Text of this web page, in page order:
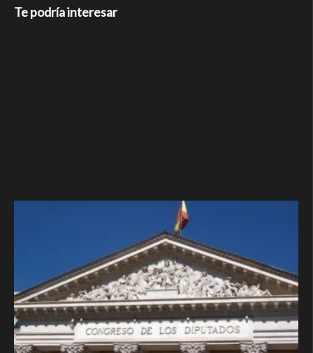
Te podría interesar